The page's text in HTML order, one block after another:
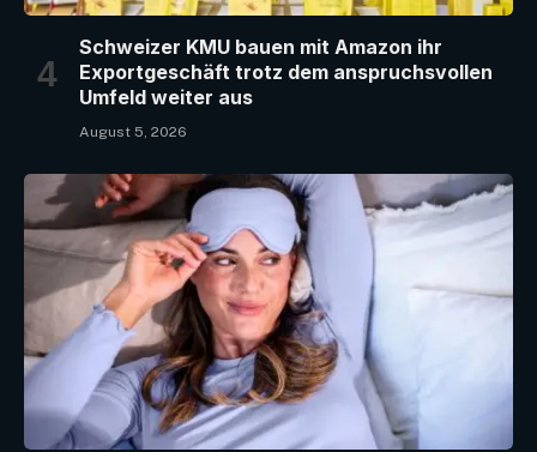
Schweizer KMU bauen mit Amazon ihr
Exportgeschäft trotz dem anspruchsvollen
Umfeld weiter aus
August 5, 2026